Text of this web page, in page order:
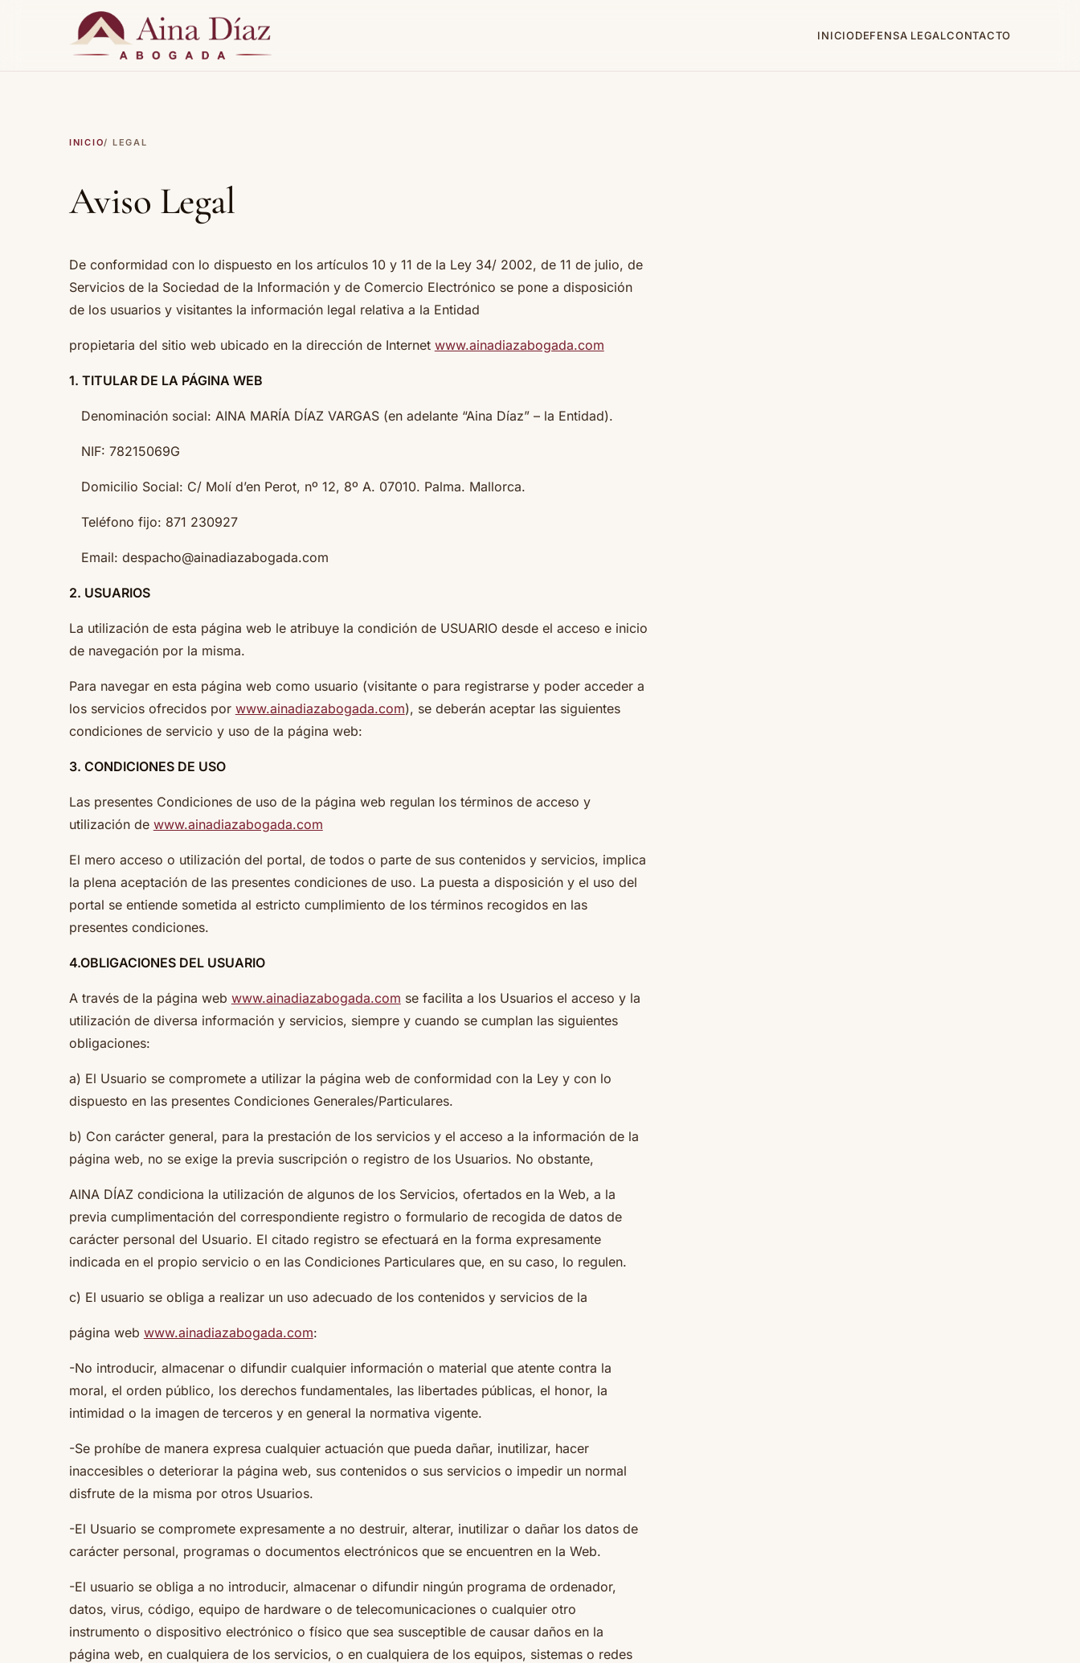
INICIODEFENSA LEGALCONTACTO
INICIO/ LEGAL
Aviso Legal
De conformidad con lo dispuesto en los artículos 10 y 11 de la Ley 34/ 2002, de 11 de julio, de
Servicios de la Sociedad de la Información y de Comercio Electrónico se pone a disposición
de los usuarios y visitantes la información legal relativa a la Entidad
propietaria del sitio web ubicado en la dirección de Internet www.ainadiazabogada.com
1. TITULAR DE LA PÁGINA WEB
Denominación social: AINA MARÍA DÍAZ VARGAS (en adelante “Aina Díaz” – la Entidad).
NIF: 78215069G
Domicilio Social: C/ Molí d’en Perot, nº 12, 8º A. 07010. Palma. Mallorca.
Teléfono fijo: 871 230927
Email: despacho@ainadiazabogada.com
2. USUARIOS
La utilización de esta página web le atribuye la condición de USUARIO desde el acceso e inicio
de navegación por la misma.
Para navegar en esta página web como usuario (visitante o para registrarse y poder acceder a
los servicios ofrecidos por www.ainadiazabogada.com), se deberán aceptar las siguientes
condiciones de servicio y uso de la página web:
3. CONDICIONES DE USO
Las presentes Condiciones de uso de la página web regulan los términos de acceso y
utilización de www.ainadiazabogada.com
El mero acceso o utilización del portal, de todos o parte de sus contenidos y servicios, implica
la plena aceptación de las presentes condiciones de uso. La puesta a disposición y el uso del
portal se entiende sometida al estricto cumplimiento de los términos recogidos en las
presentes condiciones.
4.OBLIGACIONES DEL USUARIO
A través de la página web www.ainadiazabogada.com se facilita a los Usuarios el acceso y la
utilización de diversa información y servicios, siempre y cuando se cumplan las siguientes
obligaciones:
a) El Usuario se compromete a utilizar la página web de conformidad con la Ley y con lo
dispuesto en las presentes Condiciones Generales/Particulares.
b) Con carácter general, para la prestación de los servicios y el acceso a la información de la
página web, no se exige la previa suscripción o registro de los Usuarios. No obstante,
AINA DÍAZ condiciona la utilización de algunos de los Servicios, ofertados en la Web, a la
previa cumplimentación del correspondiente registro o formulario de recogida de datos de
carácter personal del Usuario. El citado registro se efectuará en la forma expresamente
indicada en el propio servicio o en las Condiciones Particulares que, en su caso, lo regulen.
c) El usuario se obliga a realizar un uso adecuado de los contenidos y servicios de la
página web www.ainadiazabogada.com:
-No introducir, almacenar o difundir cualquier información o material que atente contra la
moral, el orden público, los derechos fundamentales, las libertades públicas, el honor, la
intimidad o la imagen de terceros y en general la normativa vigente.
-Se prohíbe de manera expresa cualquier actuación que pueda dañar, inutilizar, hacer
inaccesibles o deteriorar la página web, sus contenidos o sus servicios o impedir un normal
disfrute de la misma por otros Usuarios.
-El Usuario se compromete expresamente a no destruir, alterar, inutilizar o dañar los datos de
carácter personal, programas o documentos electrónicos que se encuentren en la Web.
-El usuario se obliga a no introducir, almacenar o difundir ningún programa de ordenador,
datos, virus, código, equipo de hardware o de telecomunicaciones o cualquier otro
instrumento o dispositivo electrónico o físico que sea susceptible de causar daños en la
página web, en cualquiera de los servicios, o en cualquiera de los equipos, sistemas o redes